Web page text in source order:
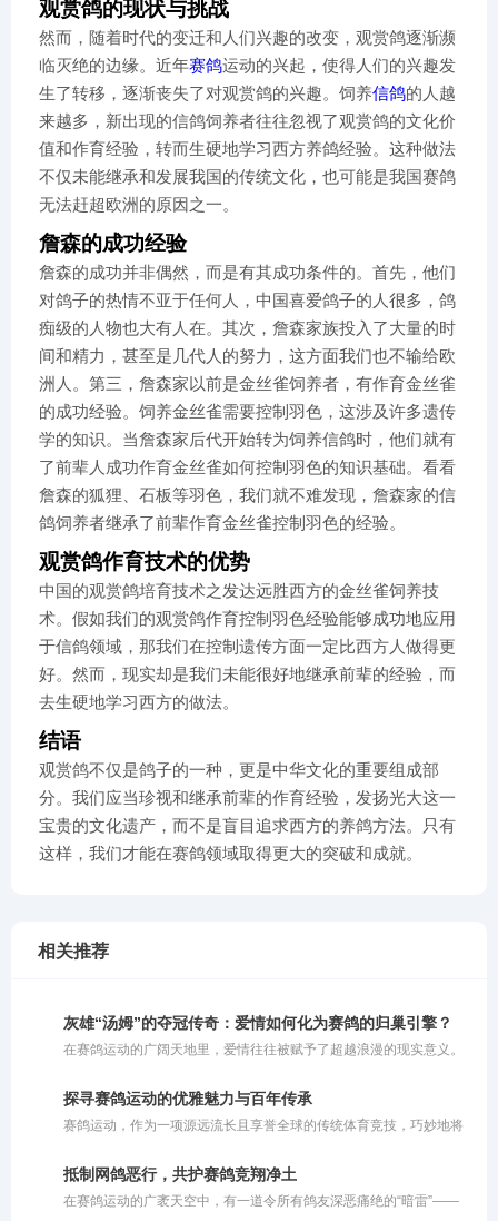
观赏鸽的现状与挑战
然而，随着时代的变迁和人们兴趣的改变，观赏鸽逐渐濒
临灭绝的边缘。近年赛鸽运动的兴起，使得人们的兴趣发
生了转移，逐渐丧失了对观赏鸽的兴趣。饲养信鸽的人越
来越多，新出现的信鸽饲养者往往忽视了观赏鸽的文化价
值和作育经验，转而生硬地学习西方养鸽经验。这种做法
不仅未能继承和发展我国的传统文化，也可能是我国赛鸽
无法赶超欧洲的原因之一。
詹森的成功经验
詹森的成功并非偶然，而是有其成功条件的。首先，他们
对鸽子的热情不亚于任何人，中国喜爱鸽子的人很多，鸽
痴级的人物也大有人在。其次，詹森家族投入了大量的时
间和精力，甚至是几代人的努力，这方面我们也不输给欧
洲人。第三，詹森家以前是金丝雀饲养者，有作育金丝雀
的成功经验。饲养金丝雀需要控制羽色，这涉及许多遗传
学的知识。当詹森家后代开始转为饲养信鸽时，他们就有
了前辈人成功作育金丝雀如何控制羽色的知识基础。看看
詹森的狐狸、石板等羽色，我们就不难发现，詹森家的信
鸽饲养者继承了前辈作育金丝雀控制羽色的经验。
观赏鸽作育技术的优势
中国的观赏鸽培育技术之发达远胜西方的金丝雀饲养技
术。假如我们的观赏鸽作育控制羽色经验能够成功地应用
于信鸽领域，那我们在控制遗传方面一定比西方人做得更
好。然而，现实却是我们未能很好地继承前辈的经验，而
去生硬地学习西方的做法。
结语
观赏鸽不仅是鸽子的一种，更是中华文化的重要组成部
分。我们应当珍视和继承前辈的作育经验，发扬光大这一
宝贵的文化遗产，而不是盲目追求西方的养鸽方法。只有
这样，我们才能在赛鸽领域取得更大的突破和成就。
相关推荐
灰雄“汤姆”的夺冠传奇：爱情如何化为赛鸽的归巢引擎？
在赛鸽运动的广阔天地里，爱情往往被赋予了超越浪漫的现实意义。
而对于赛鸽来说，爱情恰恰是它们冲破云霄、拼命飞回巢穴的最强引
擎。在比利时鸽界备受推崇的“鳏夫制”比赛策略中，正是对伴侣那份
深深的眷恋，被巧妙地转化为了赛场上锐不可当的归巢渴望。
探寻赛鸽运动的优雅魅力与百年传承
赛鸽运动，作为一项源远流长且享誉全球的传统体育竞技，巧妙地将
发力定胜负，而是对鸽子与生俱来的归巢本能、持久耐力以及精准方
向感的深度考量。同时，它也是一场考验鸽主科学饲养与训练策略的
综合较量，完美诠释了人与自然和谐共舞的竞技美学。在现代竞翔体
抵制网鸽恶行，共护赛鸽竞翔净土
在赛鸽运动的广袤天空中，有一道令所有鸽友深恶痛绝的“暗雷”——